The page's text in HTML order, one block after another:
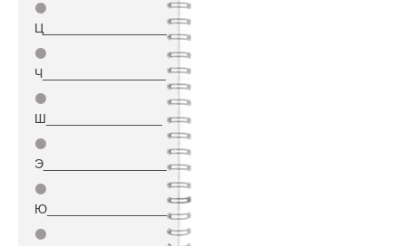
⚫
Ц_________________
⚫
Ч_________________
⚫
Ш________________
⚫
Э_________________
⚫
Ю_________________
⚫